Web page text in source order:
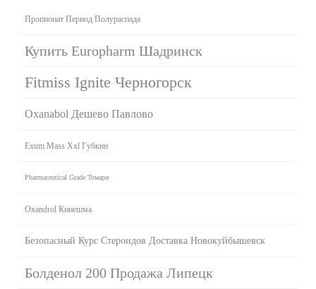
Пропионат Период Полураспада
Купить Europharm Шадринск
Fitmiss Ignite Черногорск
Oxanabol Дешево Павлово
Exum Mass Xxl Губкин
Pharmaceutical Grade Томари
Oxandrol Кинешма
Безопасный Курс Стероидов Доставка Новокуйбышевск
Болденол 200 Продажа Липецк